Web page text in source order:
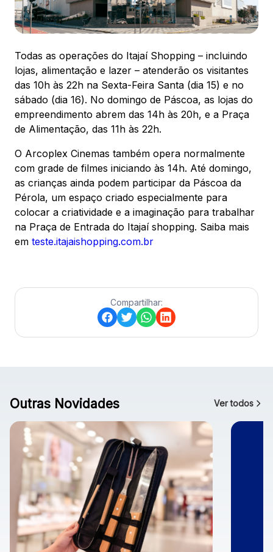
Ver local
Chamar Uber
CONTATO
(47) 3348-4609
Comodidades Eventos Cinema
Todas as operações do Itajaí Shopping – incluindo
lojas, alimentação e lazer – atenderão os visitantes
das 10h às 22h na Sexta-Feira Santa (dia 15) e no
sábado (dia 16). No domingo de Páscoa, as lojas do
empreendimento abrem das 14h às 20h, e a Praça
de Alimentação, das 11h às 22h.
O Arcoplex Cinemas também opera normalmente
com grade de filmes iniciando às 14h. Até domingo,
as crianças ainda podem participar da Páscoa da
Pérola, um espaço criado especialmente para
colocar a criatividade e a imaginação para trabalhar
na Praça de Entrada do Itajaí shopping. Saiba mais
em teste.itajaishopping.com.br
Compartilhar:
Outras Novidades Ver todos